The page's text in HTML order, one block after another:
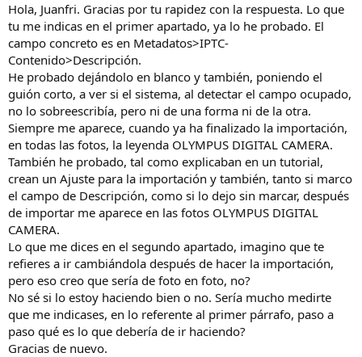
Hola, Juanfri. Gracias por tu rapidez con la respuesta. Lo que
tu me indicas en el primer apartado, ya lo he probado. El
campo concreto es en Metadatos>IPTC-
Contenido>Descripción.
He probado dejándolo en blanco y también, poniendo el
guión corto, a ver si el sistema, al detectar el campo ocupado,
no lo sobreescribía, pero ni de una forma ni de la otra.
Siempre me aparece, cuando ya ha finalizado la importación,
en todas las fotos, la leyenda OLYMPUS DIGITAL CAMERA.
También he probado, tal como explicaban en un tutorial,
crean un Ajuste para la importación y también, tanto si marco
el campo de Descripción, como si lo dejo sin marcar, después
de importar me aparece en las fotos OLYMPUS DIGITAL
CAMERA.
Lo que me dices en el segundo apartado, imagino que te
refieres a ir cambiándola después de hacer la importación,
pero eso creo que sería de foto en foto, no?
No sé si lo estoy haciendo bien o no. Sería mucho medirte
que me indicases, en lo referente al primer párrafo, paso a
paso qué es lo que debería de ir haciendo?
Gracias de nuevo.